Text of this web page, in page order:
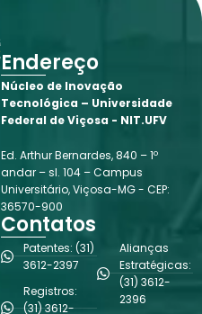
Endereço
Núcleo de Inovação
Tecnológica – Universidade
Federal de Viçosa - NIT.UFV
Ed. Arthur Bernardes, 840 – 1º
andar – sl. 104 – Campus
Universitário, Viçosa-MG - CEP:
36570-900
Contatos
Patentes: (31)
3612-2397
Registros:
(31) 3612-
Alianças
Estratégicas:
(31) 3612-
2396